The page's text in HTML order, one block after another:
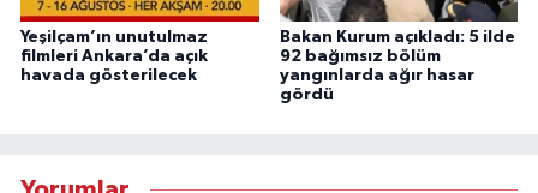
Yeşilçam’ın unutulmaz
filmleri Ankara’da açık
havada gösterilecek
Bakan Kurum açıkladı: 5 ilde
92 bağımsız bölüm
yangınlarda ağır hasar
gördü